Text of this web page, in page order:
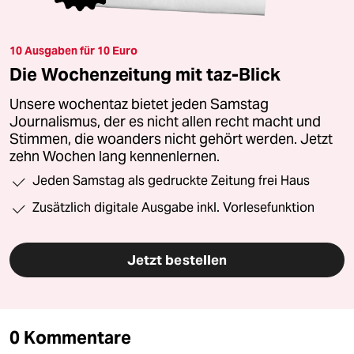
10 Ausgaben für 10 Euro
Die Wochenzeitung mit taz-Blick
Unsere wochentaz bietet jeden Samstag
Journalismus, der es nicht allen recht macht und
Stimmen, die woanders nicht gehört werden. Jetzt
zehn Wochen lang kennenlernen.
Jeden Samstag als gedruckte Zeitung frei Haus
Zusätzlich digitale Ausgabe inkl. Vorlesefunktion
Jetzt bestellen
0 Kommentare